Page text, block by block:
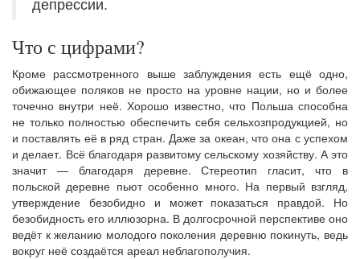
Что с цифрами?
Кроме рассмотренного выше заблуждения есть ещё одно,
обижающее поляков не просто на уровне нации, но и более
точечно внутри неё. Хорошо известно, что Польша способна
не только полностью обеспечить себя сельхозпродукцией, но
и поставлять её в ряд стран. Даже за океан, что она с успехом
и делает. Всё благодаря развитому сельскому хозяйству. А это
значит — благодаря деревне. Стереотип гласит, что в
польской деревне пьют особенно много. На первый взгляд,
утверждение безобидно и может показаться правдой. Но
безобидность его иллюзорна. В долгосрочной перспективе оно
ведёт к желанию молодого поколения деревню покинуть, ведь
вокруг неё создаётся ареал неблагополучия.